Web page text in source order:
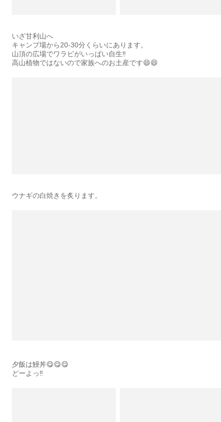
いざ甘利山へ
キャンプ場から20-30分くらいにあります。
山頂の広場でワラビがいっぱい自生‼️
高山植物ではないので家族へのお土産です😄😄
ウナギの白焼きを炙ります。
夕飯は鰻丼😋😋😋
どーよっ‼️